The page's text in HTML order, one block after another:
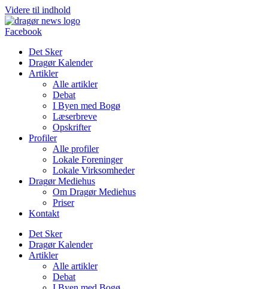
Videre til indhold
Facebook
Det Sker
Dragør Kalender
Artikler
Alle artikler
Debat
I Byen med Bogø
Læserbreve
Opskrifter
Profiler
Alle profiler
Lokale Foreninger
Lokale Virksomheder
Dragør Mediehus
Om Dragør Mediehus
Priser
Kontakt
Det Sker
Dragør Kalender
Artikler
Alle artikler
Debat